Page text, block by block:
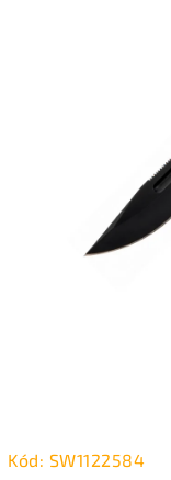
Kód: SW1122584